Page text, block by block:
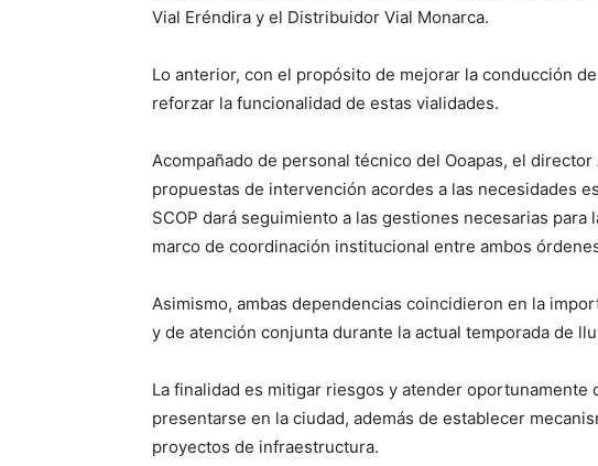
Vial Eréndira y el Distribuidor Vial Monarca.
Lo anterior, con el propósito de mejorar la conducción
reforzar la funcionalidad de estas vialidades.
Acompañado de personal técnico del Ooapas, el
propuestas de intervención acordes a las necesidades
SCOP dará seguimiento a las gestiones necesarias
marco de coordinación institucional entre ambos
Asimismo, ambas dependencias coincidieron en la
y de atención conjunta durante la actual temporada de
La finalidad es mitigar riesgos y atender
presentarse en la ciudad, además de establecer
proyectos de infraestructura.